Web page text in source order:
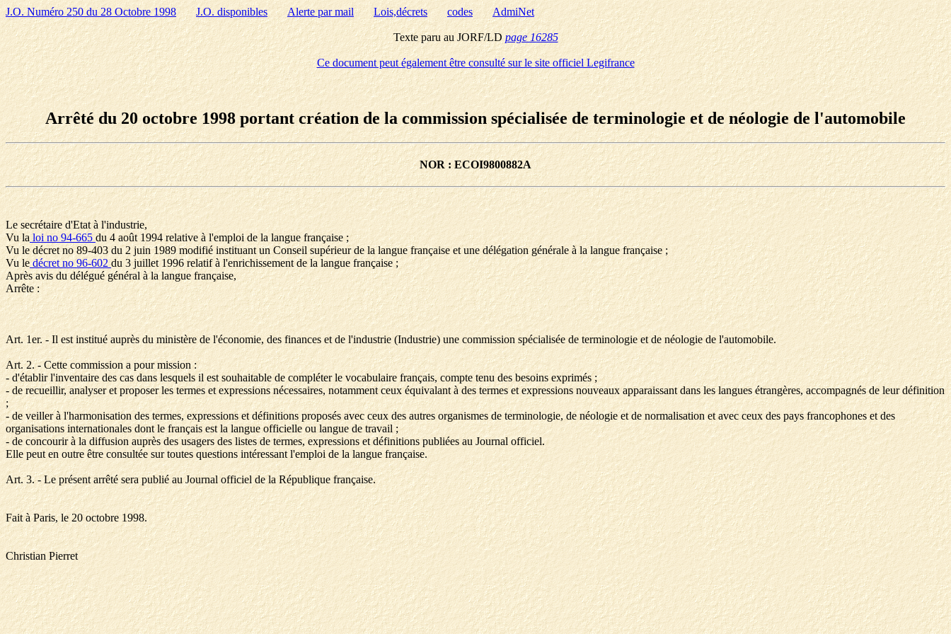
J.O. Numéro 250 du 28 Octobre 1998 J.O. disponibles Alerte par mail Lois,décrets codes AdmiNet
Texte paru au JORF/LDpage 16285
Ce document peut également être consulté sur le site officiel Legifrance
Arrêté du 20 octobre 1998 portant création de la commission spécialisée de terminologie et de néologie de l'automobile
NOR : ECOI9800882A
Le secrétaire d'Etat à l'industrie,
Vu la loi no 94-665du 4 août 1994 relative à l'emploi de la langue française ;
Vu le décret no 89-403 du 2 juin 1989 modifié instituant un Conseil supérieur de la langue française et une délégation générale à la langue française ;
Vu ledécret no 96-602du 3 juillet 1996 relatif à l'enrichissement de la langue française ;
Après avis du délégué général à la langue française,
Arrête :
Art. 1er. - Il est institué auprès du ministère de l'économie, des finances et de l'industrie (Industrie) une commission spécialisée de terminologie et de néologie de l'automobile.
Art. 2. - Cette commission a pour mission :
- d'établir l'inventaire des cas dans lesquels il est souhaitable de compléter le vocabulaire français, compte tenu des besoins exprimés ;
- de recueillir, analyser et proposer les termes et expressions nécessaires, notamment ceux équivalant à des termes et expressions nouveaux apparaissant dans les langues étrangères, accompagnés de leur définition
;
- de veiller à l'harmonisation des termes, expressions et définitions proposés avec ceux des autres organismes de terminologie, de néologie et de normalisation et avec ceux des pays francophones et des
organisations internationales dont le français est la langue officielle ou langue de travail ;
- de concourir à la diffusion auprès des usagers des listes de termes, expressions et définitions publiées au Journal officiel.
Elle peut en outre être consultée sur toutes questions intéressant l'emploi de la langue française.
Art. 3. - Le présent arrêté sera publié au Journal officiel de la République française.
Fait à Paris, le 20 octobre 1998.
Christian Pierret